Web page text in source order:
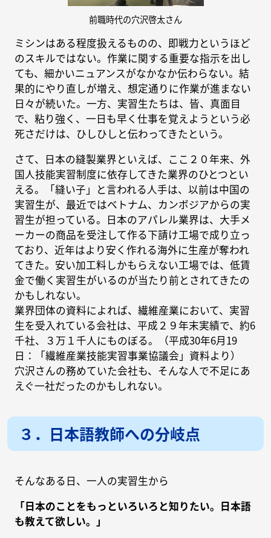
前職時代の穴沢啓太さん
ミシンはある程度扱えるものの、即戦力というほど
のスキルではない。作業に関する重要な指示を出し
ても、細かいニュアンスがなかなか伝わらない。結
果的にやり直しが増え、想定通りに作業が進まない
日々が続いた。一方、実習生たちは、皆、真面目
で、粘り強く、一日も早く仕事を覚えようという必
死さだけは、ひしひしと伝わってきたという。
さて、日本の縫製業界といえば、ここ２０年来、外
国人技能実習制度に依存してきた業界のひとつとい
える。「縫い子」と言われる人手は、以前は中国の
実習生が、最近ではベトナム、カンボジアからの実
習生が担っている。日本のアパレル業界は、大手メ
ーカーの商品を受注して作る下請け工場で成り立っ
ており、近年はより安く作れる海外に生産が奪われ
てきた。安い加工料しかもらえない工場では、低賃
金で働く実習生がいるのが当たり前とされてきたの
かもしれない。
業界団体の資料によれば、繊維産業において、実習
生を受入れている会社は、平成２９年末実績で、約6
千社、３万１千人にものぼる。（平成30年6月19
日：「繊維産業技能実習事業協議会」資料より）
穴沢さんの務めていた会社も、そんな人で不足にあ
えぐ一社だったのかもしれない。
３．日本語教師への分岐点
そんなある日、一人の実習生から
「日本のことをもっといろいろと知りたい。日本語
も教えて欲しい。」